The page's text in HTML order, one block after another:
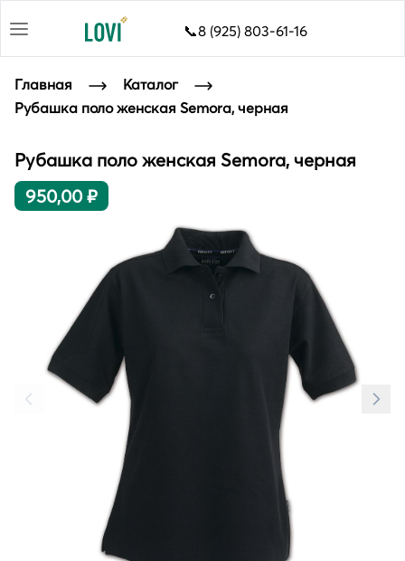
📞8 (925) 803-61-16
Главная
Каталог
Рубашка поло женская Semora, черная
Рубашка поло женская Semora, черная
950,00 ₽